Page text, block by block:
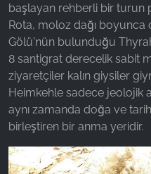
başlayan rehberli bir turun
Rota, moloz dağı
Gölü'nün bulunduğu
8 santigrat derecelik sabit
ziyaretçiler kalın giysiler
Heimkehle sadece jeolojik
aynı zamanda doğa ve
birleştiren bir anma yeridir.